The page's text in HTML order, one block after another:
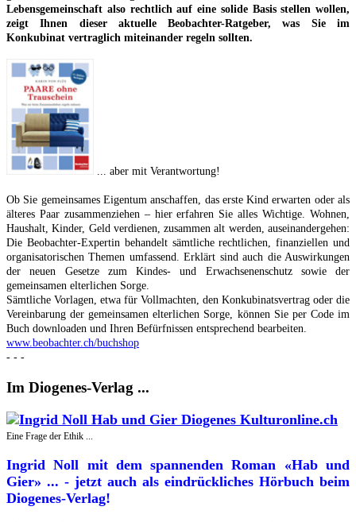
Lebensgemeinschaft also rechtlich auf eine solide Basis stellen wollen,
zeigt Ihnen dieser aktuelle Beobachter-Ratgeber, was Sie im
Konkubinat vertraglich miteinander regeln sollten.
... aber mit Verantwortung!
Ob Sie gemeinsames Eigentum anschaffen, das erste Kind erwarten oder als
älteres Paar zusammenziehen – hier erfahren Sie alles Wichtige. Wohnen,
Haushalt, Kinder, Geld verdienen, zusammen alt werden, auseinandergehen:
Die Beobachter-Expertin behandelt sämtliche rechtlichen, finanziellen und
organisatorischen Themen umfassend. Erklärt sind auch die Auswirkungen
der neuen Gesetze zum Kindes- und Erwachsenenschutz sowie der
gemeinsamen elterlichen Sorge.
Sämtliche Vorlagen, etwa für Vollmachten, den Konkubinatsvertrag oder die
Vereinbarung der gemeinsamen elterlichen Sorge, können Sie per Code im
Buch downloaden und Ihren Befürfnissen entsprechend bearbeiten.
www.beobachter.ch/buchshop
- - -
Im Diogenes-Verlag ...
Eine Frage der Ethik ...
Ingrid Noll mit dem spannenden Roman «Hab und
Gier» ... - jetzt auch als eindrückliches Hörbuch beim
Diogenes-Verlag!